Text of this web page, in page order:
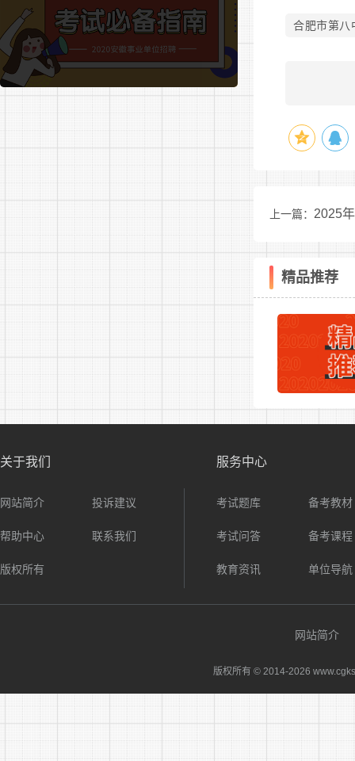
1.报名
网上报
(2)提
请将
名+手机号
校方审
考核方
考核方
其 他
本公告
合肥市第八
上一篇： 2025
精品推荐
关于我们
网站简介 投诉建议
帮助中心 联系我们
版权所有
服务中心
考试题库 备考教材
考试问答 备考课程
教育资讯 单位导航
网站简介
版权所有 © 2014-2026